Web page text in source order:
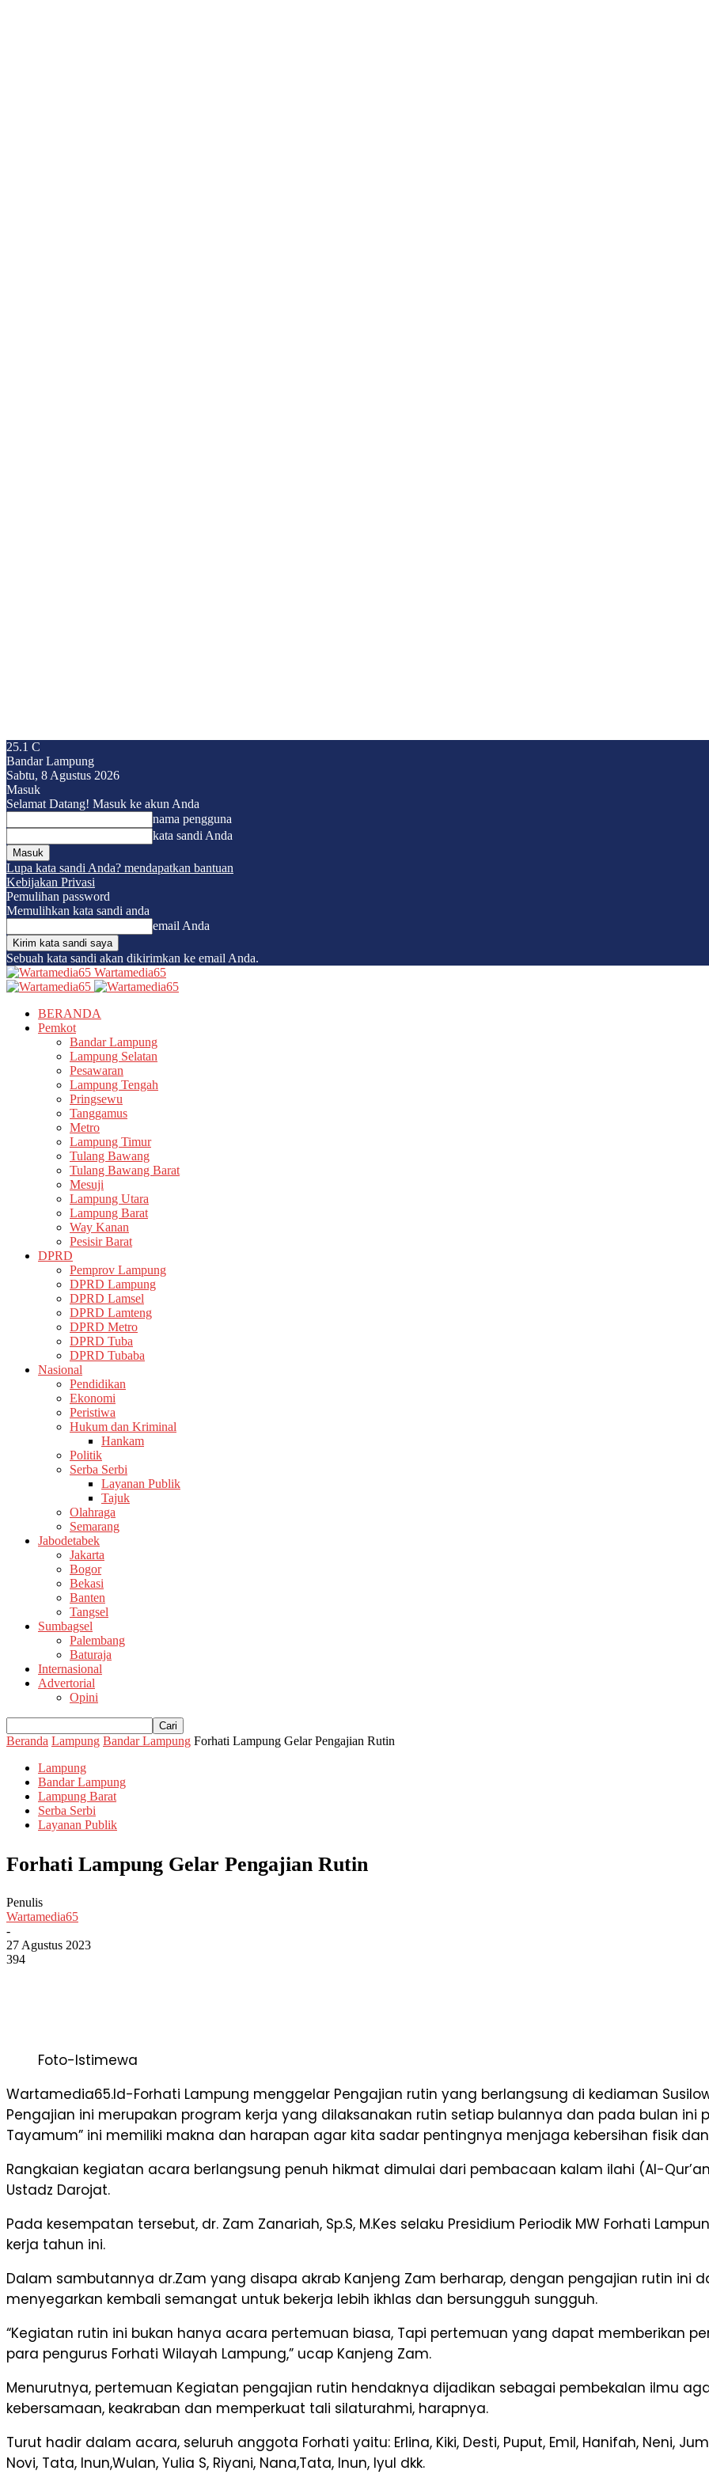
25.1 C
Bandar Lampung
Sabtu, 8 Agustus 2026
Masuk
Selamat Datang! Masuk ke akun Anda
nama pengguna
kata sandi Anda
Lupa kata sandi Anda? mendapatkan bantuan
Kebijakan Privasi
Pemulihan password
Memulihkan kata sandi anda
email Anda
Sebuah kata sandi akan dikirimkan ke email Anda.
Wartamedia65
BERANDA
Pemkot
Bandar Lampung
Lampung Selatan
Pesawaran
Lampung Tengah
Pringsewu
Tanggamus
Metro
Lampung Timur
Tulang Bawang
Tulang Bawang Barat
Mesuji
Lampung Utara
Lampung Barat
Way Kanan
Pesisir Barat
DPRD
Pemprov Lampung
DPRD Lampung
DPRD Lamsel
DPRD Lamteng
DPRD Metro
DPRD Tuba
DPRD Tubaba
Nasional
Pendidikan
Ekonomi
Peristiwa
Hukum dan Kriminal
Hankam
Politik
Serba Serbi
Layanan Publik
Tajuk
Olahraga
Semarang
Jabodetabek
Jakarta
Bogor
Bekasi
Banten
Tangsel
Sumbagsel
Palembang
Baturaja
Internasional
Advertorial
Opini
Beranda Lampung Bandar Lampung Forhati Lampung Gelar Pengajian Rutin
Lampung
Bandar Lampung
Lampung Barat
Serba Serbi
Layanan Publik
Forhati Lampung Gelar Pengajian Rutin
Penulis
Wartamedia65
-
27 Agustus 2023
394
Foto-Istimewa
Wartamedia65.Id-Forhati Lampung menggelar Pengajian rutin yang berlangsung di kediaman
Pengajian ini merupakan program kerja yang dilaksanakan rutin setiap bulannya dan pada bulan ini
Tayamum” ini memiliki makna dan harapan agar kita sadar pentingnya menjaga kebersihan fisik
Rangkaian kegiatan acara berlangsung penuh hikmat dimulai dari pembacaan kalam ilahi (Al-
Ustadz Darojat.
Pada kesempatan tersebut, dr. Zam Zanariah, Sp.S, M.Kes selaku Presidium Periodik MW Forhati
kerja tahun ini.
Dalam sambutannya dr.Zam yang disapa akrab Kanjeng Zam berharap, dengan pengajian rutin ini
menyegarkan kembali semangat untuk bekerja lebih ikhlas dan bersungguh sungguh.
“Kegiatan rutin ini bukan hanya acara pertemuan biasa, Tapi pertemuan yang dapat memberikan
para pengurus Forhati Wilayah Lampung,” ucap Kanjeng Zam.
Menurutnya, pertemuan Kegiatan pengajian rutin hendaknya dijadikan sebagai pembekalan ilmu
kebersamaan, keakraban dan memperkuat tali silaturahmi, harapnya.
Turut hadir dalam acara, seluruh anggota Forhati yaitu: Erlina, Kiki, Desti, Puput, Emil, Hanifah, Neni,
Novi, Tata, Inun,Wulan, Yulia S, Riyani, Nana,Tata, Inun, Iyul dkk.